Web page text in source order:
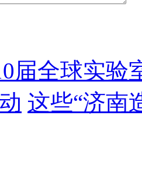
届全球实
这些“济南